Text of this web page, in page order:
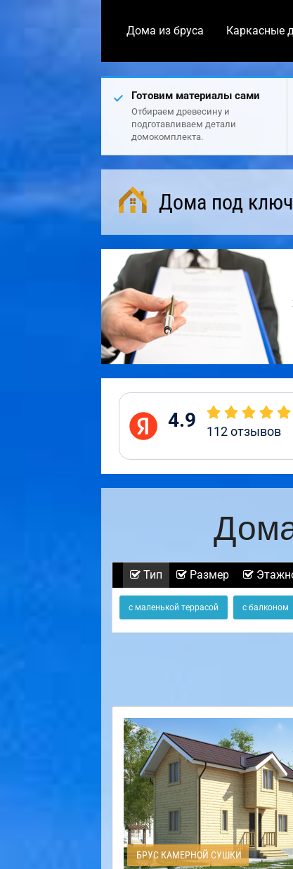
Дома из бруса Каркасные
Готовим материалы сами
Отбираем древесину и
подготавливаем детали
домокомплекта.
Дома под
4.9 112отзывов
Тип Размер
с маленькой террасой с балконом
БРУС КАМЕРНОЙ СУШКИ